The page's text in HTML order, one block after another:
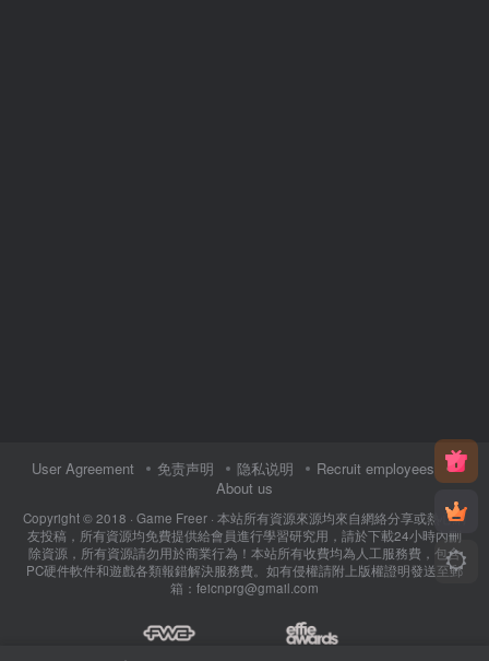
User Agreement 免责声明 隐私说明
Recruit employees
About us
Copyright © 2018 · Game Freer · 本站所有資源來源均來自網絡分享或熱心網
友投稿，所有資源均免費提供給會員進行學習研究用，請於下載24小時內刪
除資源，所有資源請勿用於商業行為！本站所有收費均為人工服務費，包含
PC硬件軟件和遊戲各類報錯解決服務費。如有侵權請附上版權證明發送至郵
箱：feicnprg@gmail.com